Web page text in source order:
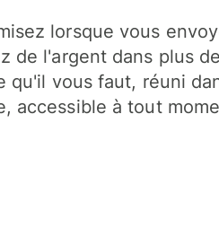
lorsque vous
de l'argent dans plus
qu'il vous faut, réuni
accessible à tout